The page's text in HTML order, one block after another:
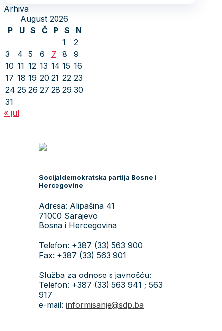
Arhiva
August 2026
P
U S Č P S
N
1
2
3
4 5 6 7 8
9
10 11 12 13 14 15 16
17 18 19 20 21 22 23
24 25 26 27 28 29 30
31
« jul
Socijaldemokratska partija Bosne i
Hercegovine
Adresa: Alipašina 41
71000 Sarajevo
Bosna i Hercegovina
Telefon: +387 (33) 563 900
Fax: +387 (33) 563 901
Služba za odnose s javnošću:
Telefon: +387 (33) 563 941 ; 563
917
e-mail: informisanje@sdp.ba